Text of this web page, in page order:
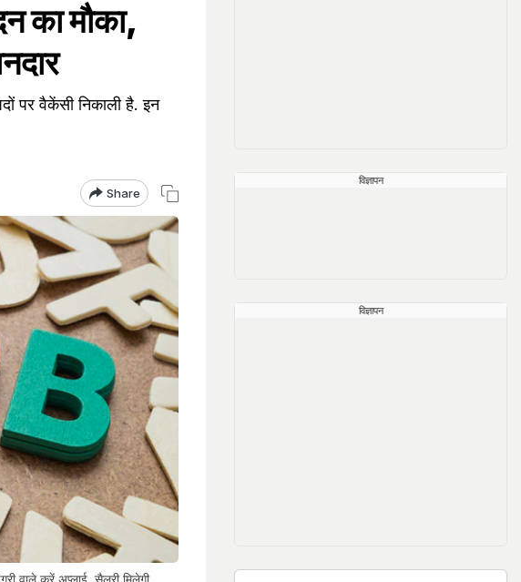
का मौका,
पर वैकेंसी निकाली है. इन
Share
वाले करें अप्लाई, सैलरी मिलेगी
विज्ञापन
विज्ञापन